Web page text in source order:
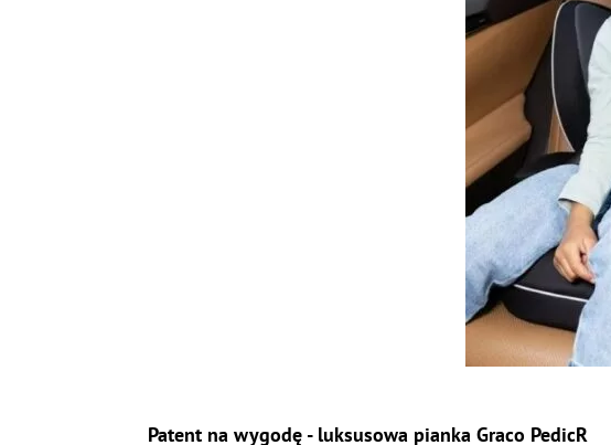
Patent na wygodę - luksusowa pianka Graco PedicR